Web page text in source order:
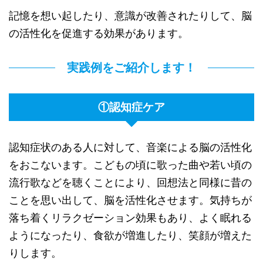
記憶を想い起したり、意識が改善されたりして、脳
の活性化を促進する効果があります。
実践例をご紹介します！
①認知症ケア
認知症状のある人に対して、音楽による脳の活性化
をおこないます。こどもの頃に歌った曲や若い頃の
流行歌などを聴くことにより、回想法と同様に昔の
ことを思い出して、脳を活性化させます。気持ちが
落ち着くリラクゼーション効果もあり、よく眠れる
ようになったり、食欲が増進したり、笑顔が増えた
りします。